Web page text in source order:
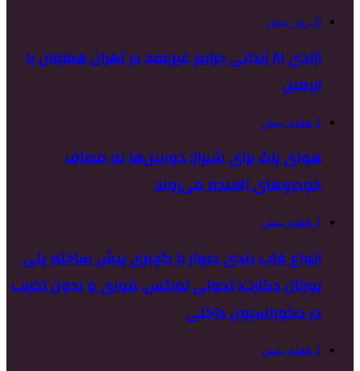
6 روز پیش
آزادی ۸۱ زندانی جرایم غیرعمد در تهران همزمان با
اربعین
1 هفته پیش
هوای پاک برای شیراز؛ دوربین‌ها به مصاف
خودروهای آلاینده می‌روند
1 هفته پیش
انواع قاب بندی دیوار با گچبری پیش ساخته پلی
یورتان دکارت؛ تحولی لوکس، فوری و بدون تخریب
در دکوراسیون داخلی
1 هفته پیش